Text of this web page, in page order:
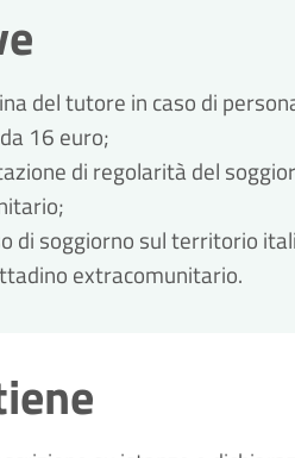
del tutore in caso di
16 euro;
di regolarità del
di soggiorno sul territorio
extracomunitario.